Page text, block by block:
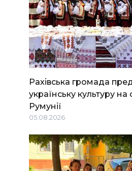
Рахівська громада
українську культуру на
Румунії
05.08.2026